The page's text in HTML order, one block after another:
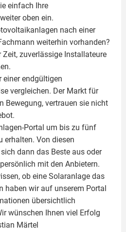
einfach Ihre
oben ein.
nach einer
weiterhin vorhanden?
Zeit, zuverlässige Installateure
einer endgültigen
vergleichen. Der Markt für
Bewegung, vertrauen sie nicht
Portal um bis zu fünf
erhalten. Von diesen
dann das Beste aus oder
mit den Anbietern.
ob eine Solaranlage das
haben wir auf unserem Portal
übersichtlich
wünschen Ihnen viel Erfolg
Märtel